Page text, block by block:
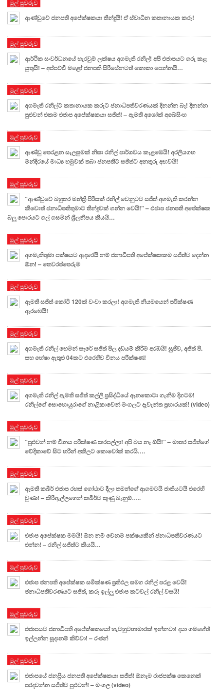
මුල් පුවරුව
ආණ්ඩුවේ ජනපති අපේක්ෂකයා තීන්දුයි! ඒ ස්වාධීන කතානායක කරූ!
මුල් පුවරුව
ආර්ථික සංවර්ධනයේ හැරවුම් ලක්ෂය අගමැති රනිල්! අපි එජාපයට ගරු කළ
යුතුයි! – අප්පච්චි මළෝ ජනපති සිරිසේනටත් කොකා පෙන්නයි…
මුල් පුවරුව
අගමැති රනිල්ට කතානායක කරූට ජනාධිපතිවරණයක් දිනන්න බෑ! දිනන්න
පුළුවන් එකම එජාප අපේක්ෂකයා සජිත්! – ඇමති අශෝක් අබේසිංහ
මුල් පුවරුව
ආණ්ඩු පෙරළන සැලසුමක් නිසා රනිල් පාර්ශවය කැළඹෙයි! අරලියගහ
මන්දිරයේ මාධ්‍ය හමුවක් තබා ජනපතිට සජිත්ට අනතුරු අඟවයි!
මුල් පුවරුව
“ආණ්ඩුවේ බහුතර මන්ත්‍රී පිරිසක් රනිල් වෙනුවට සජිත් අගමැති කරන්න
කීවොත් ජනාධිපතිතුමාට තීන්දුවක් ගන්න වෙයි!” – එජාප ජනපති අපේක්ෂක
බලු පොරයට ගල් ගසමින් ශ්‍රීලනිපය කියයි…
මුල් පුවරුව
අගමැතිතුමා පක්ෂයට ආදරෙයි නම් ජනාධිපති අපේක්ෂකකම සජිත්ට දෙන්න
ඕන! – තෙවරප්පෙරුම
මුල් පුවරුව
ඇමති සජිත් කෝටි 120ක් වංචා කරලා! අගමැති නියමයෙන් පරීක්ෂණ
ඇරඹෙයි!
මුල් පුවරුව
අගමැති රනිල් හෙමින් සැරේ සජිත් පිල දඩයම් කිරීම අරඹයි! සුජීව, අජිත් පී.
සහ හේෂා ඇතුළු 04කට එරෙහිව විනය පරීක්ෂණ!
මුල් පුවරුව
අගමැති රනිල් ඇමති සජිත් කල්ලි ප්‍රසිද්ධියේ ඇනකොටා ගැනීම දිගටම!
රනිල්ගේ සොහොයුරාගේ නාළිකාවෙන් මංගලට දැවැන්ත ප්‍රහාරයක්! (video)
මුල් පුවරුව
“පුළුවන් නම් විනය පරික්ෂණ කරපල්ලා! අපි බය නෑ ඕයි!” – මාතර සජිත්ගේ
වේදිකාවේ සිට හරීන් අකිලට කොචෝක් කරයි….
මුල් පුවරුව
ඇමති කබීර් එජාප රහස් ගෝඨාට දීලා තමන්ගේ ආගමටයි ජාතියටයි එරෙහි
වුණා! – කිරිඇල්ලගෙන් කබීර්ට කුණු බැනුම්…..
මුල් පුවරුව
එජාප අපේක්ෂක මමයි! ඕන නම් වෙනම පක්ෂයකින් ජනාධිපතිවරණයට
එන්න! – රනිල් සජිත්ට කියයි…
මුල් පුවරුව
එජාප ජනපති අපේක්ෂක සමීක්ෂණ ප්‍රතිඵල සමග රනිල් පරළ වෙයි!
ජනාධිපතිවරණයට සජිත්, කරූ ඉල්ලූ එජාප කටවල් රනිල් වසයි!
මුල් පුවරුව
එජාපයට ජනාධිපති අපේක්ෂකයෝ හැටහුටහාමාරක් ඉන්නවා! දයා ගමගේත්
ඉල්ලන්න සූදානම් කිව්වා! – රංජන්
මුල් පුවරුව
එජාපයේ ජනප්‍රිය ජනපති අපේක්ෂකයා සජිත්! ඕනෑම රාජපක්ෂ කෙනෙක්
පරදවන්න සජිත්ට පුළුවන්! – මංගල (video)